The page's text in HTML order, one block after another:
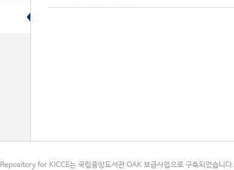
Repository for KICCE는 국립중앙도서관 OAK 보급사업으로 구축되었습니다.